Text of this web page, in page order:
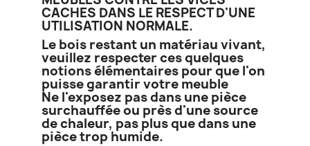
CACHES DANS LE RESPECT D'UNE
UTILISATION NORMALE.
Le bois restant un matériau vivant,
veuillez respecter ces quelques
notions élémentaires pour que l'on
puisse garantir votre meuble
Ne l'exposez pas dans une pièce
surchauffée ou près d'une source
de chaleur, pas plus que dans une
pièce trop humide.